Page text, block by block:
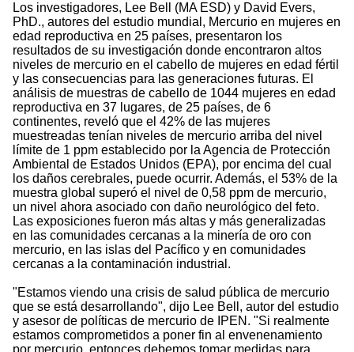
Los investigadores, Lee Bell (MA ESD) y David Evers,
PhD., autores del estudio mundial, Mercurio en mujeres en
edad reproductiva en 25 países, presentaron los
resultados de su investigación donde encontraron altos
niveles de mercurio en el cabello de mujeres en edad fértil
y las consecuencias para las generaciones futuras. El
análisis de muestras de cabello de 1044 mujeres en edad
reproductiva en 37 lugares, de 25 países, de 6
continentes, reveló que el 42% de las mujeres
muestreadas tenían niveles de mercurio arriba del nivel
límite de 1 ppm establecido por la Agencia de Protección
Ambiental de Estados Unidos (EPA), por encima del cual
los daños cerebrales, puede ocurrir. Además, el 53% de la
muestra global superó el nivel de 0,58 ppm de mercurio,
un nivel ahora asociado con daño neurológico del feto.
Las exposiciones fueron más altas y más generalizadas
en las comunidades cercanas a la minería de oro con
mercurio, en las islas del Pacífico y en comunidades
cercanas a la contaminación industrial.
"Estamos viendo una crisis de salud pública de mercurio
que se está desarrollando", dijo Lee Bell, autor del estudio
y asesor de políticas de mercurio de IPEN. "Si realmente
estamos comprometidos a poner fin al envenenamiento